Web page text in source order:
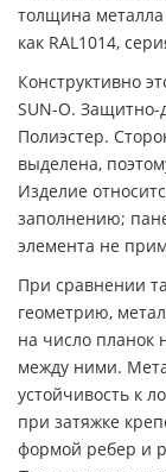
толщина
как RAL1014,
Конструктивно
SUN-O. Защитно-
Полиэстер.
выделена,
Изделие
заполнению;
элемента не
При сравнении
геометрию,
на число планок
между ними.
устойчивость к
при затяжке
формой ребер и